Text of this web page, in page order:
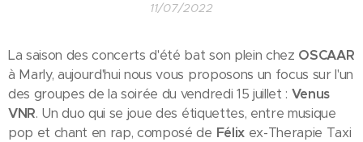
11/07/2022
La saison des concerts d'été bat son plein chez OSCAAR
à Marly, aujourd'hui nous vous proposons un focus sur l'un
des groupes de la soirée du vendredi 15 juillet : Venus
VNR. Un duo qui se joue des étiquettes, entre musique
pop et chant en rap, composé de Félix ex-Therapie Taxi